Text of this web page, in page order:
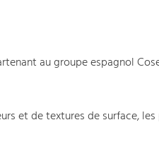
au groupe espagnol
et de textures de surface,